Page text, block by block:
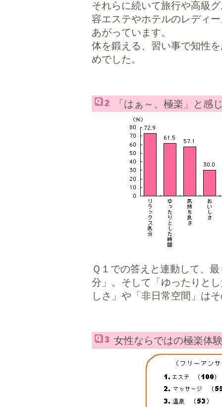
それらに続いて旅行や高級
容エステやホテルのレディ
あがっています。
体を鍛える、習い事で知性
めでした。
2 「はぁ～、極楽」と感
Ｑ１での答えと連動して、
分」。そして「ゆったりと
しさ」や「非日常空間」は
3 女性ならではの極楽体